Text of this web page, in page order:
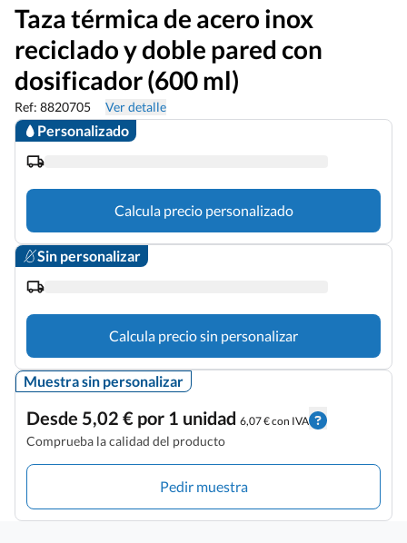
Taza térmica de acero inox
reciclado y doble pared con
dosificador (600 ml)
Ref: 8820705 Ver detalle
Personalizado
Calcula precio personalizado
Sin personalizar
Calcula precio sin personalizar
Muestra sin personalizar
Desde 5,02 € por 1 unidad 6,07 € con IVA
Comprueba la calidad del producto
Pedir muestra